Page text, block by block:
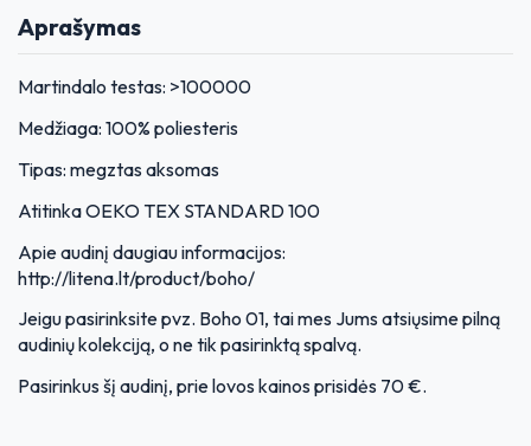
Aprašymas
Martindalo testas: >100000
Medžiaga: 100% poliesteris
Tipas: megztas aksomas
Atitinka OEKO TEX STANDARD 100
Apie audinį daugiau informacijos:
http://litena.lt/product/boho/
Jeigu pasirinksite pvz. Boho 01, tai mes Jums atsiųsime pilną
audinių kolekciją, o ne tik pasirinktą spalvą.
Pasirinkus šį audinį, prie lovos kainos prisidės 70 €.